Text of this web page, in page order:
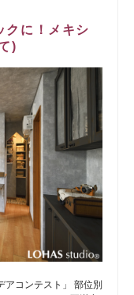
クに！メキシ
)
アコンテスト」 部位別